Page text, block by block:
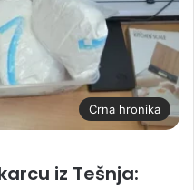
Crna hronika
iz Tešnja: